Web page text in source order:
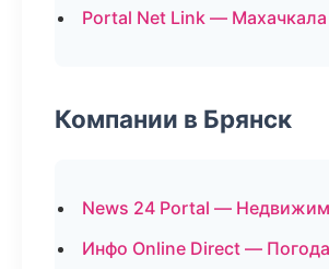
Portal Net Link — Махачкала
Компании в Брянск
News 24 Portal —
Инфо Online Direct —